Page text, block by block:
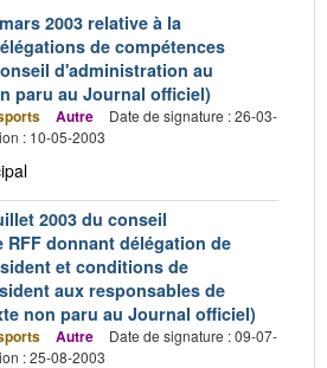
2003 relative à la
de compétences
d'administration au
paru au Journal officiel)
Autre
Date de signature : 26-03-
: 10-05-2003
2003 du conseil
donnant délégation de
et conditions de
aux responsables de
non paru au Journal officiel)
Autre
Date de signature : 09-07-
: 25-08-2003